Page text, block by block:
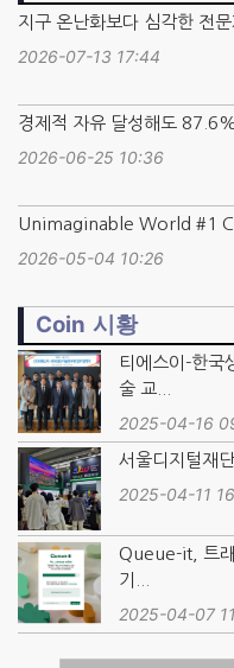
지구 온난화보다 심각한 전
2026-07-13 17:44
경제적 자유 달성해도 87.6%
2026-06-25 10:36
Unimaginable World #1
2026-05-04 10:26
Coin 시황
티에스이-한국
술 교...
2025-04-16
서울디지털재
2025-04-11
Queue-it, 트래
기...
2025-04-07